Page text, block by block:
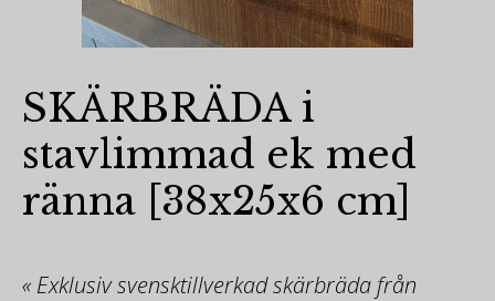
SKÄRBRÄDA i
stavlimmad ek med
ränna [38x25x6 cm]
« Exklusiv svensktillverkad skärbräda från